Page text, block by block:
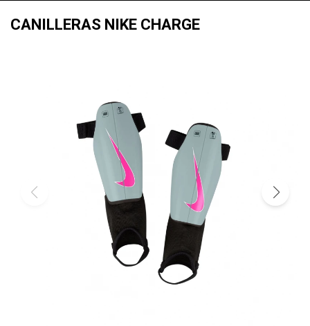
CANILLERAS NIKE CHARGE